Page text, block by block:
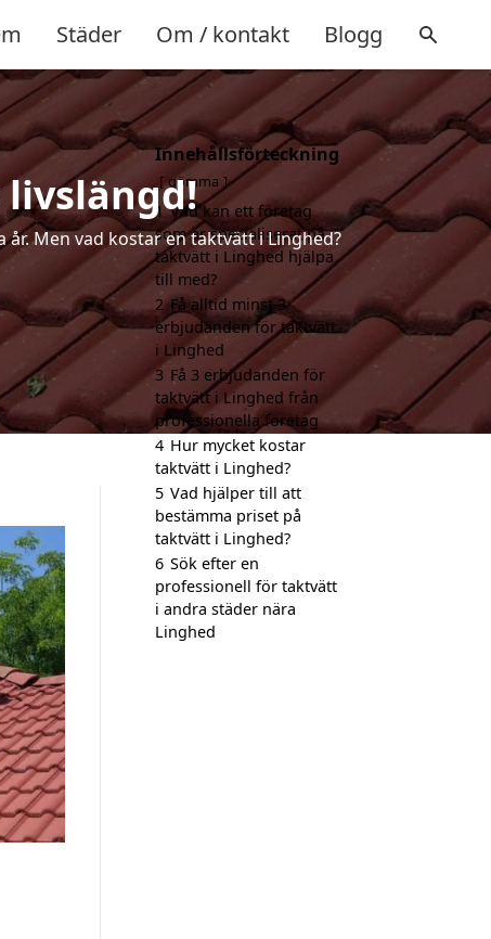
Städer Om / kontakt Blogg
Men vad kostar en taktvätt i Linghed?
Innehållsförteckning
gömma
1 Vad kan ett företag
som är specialiserat på
taktvätt i Linghed hjälpa
till med?
2 Få alltid minst 3
erbjudanden för taktvätt
i Linghed
3 Få 3 erbjudanden för
taktvätt i Linghed från
professionella företag
4 Hur mycket kostar
taktvätt i Linghed?
5 Vad hjälper till att
bestämma priset på
taktvätt i Linghed?
6 Sök efter en
professionell för taktvätt
i andra städer nära
Linghed